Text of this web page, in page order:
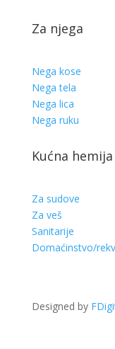
Za njega
Nega kose
Nega tela
Nega lica
Nega ruku
Kućna hemija
Za sudove
Za veš
Sanitarije
Domaćinstvo/
Designed by